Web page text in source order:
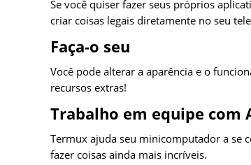
Se você quiser fazer seus próprios
criar coisas legais diretamente no seu
Faça-o seu
Você pode alterar a aparência e o
recursos extras!
Trabalho em equipe com
Termux ajuda seu minicomputador a se
fazer coisas ainda mais incríveis.